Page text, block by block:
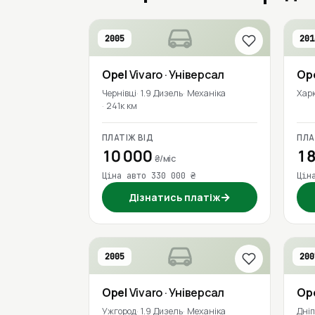
2005
OpelVivaro· Універсал
Чернівці 1.9 Дизель Механіка
241к км
ПЛАТІЖ ВІД
10 000 ₴/міс
Ціна авто 330 000 ₴
Дізнатись платіж→
2005
OpelVivaro· Універсал
Ужгород 1.9 Дизель Механіка